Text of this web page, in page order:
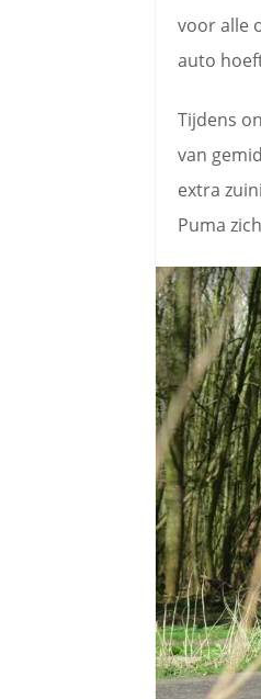
voor alle
auto
Tijdens
van
extra
Puma